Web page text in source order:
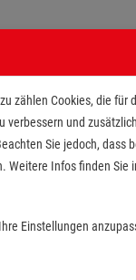
zählen Cookies, die für
verbessern und
Sie jedoch, dass
Infos finden Sie
Einstellungen